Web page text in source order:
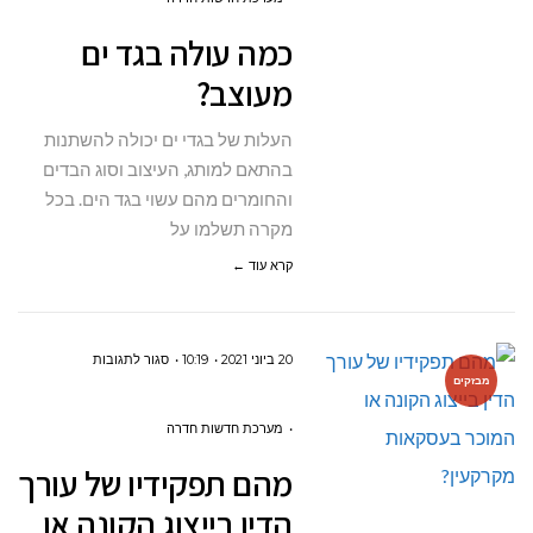
ים
כמה עולה בגד ים
מעוצב?
העלות של בגדי ים יכולה להשתנות
בהתאם למותג, העיצוב וסוג הבדים
והחומרים מהם עשוי בגד הים. בכל
מקרה תשלמו על
קרא עוד ←
מבזקים
20 ביוני 2021 10:19 סגור לתגובותעל
עורך
הדין
מערכת חדשות חדרה
מהם תפקידיו של עורך
הדין בייצוג הקונה או